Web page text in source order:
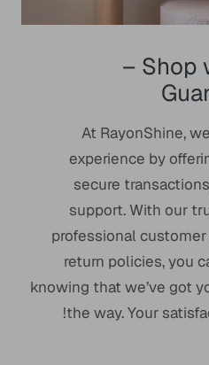
Shop
At RayonShine,
experience by
secure
support. With our
professional
return policies, you
knowing that we’ve got
the way. Your